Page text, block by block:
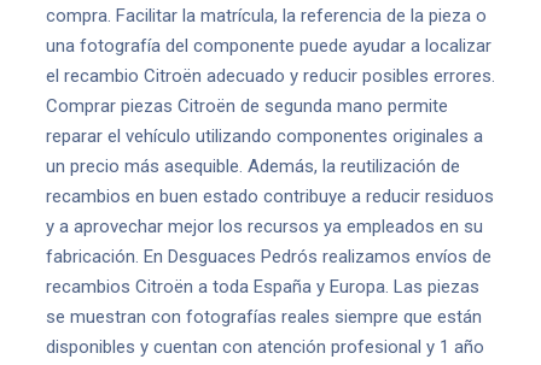
compra. Facilitar la matrícula, la referencia de la pieza o
una fotografía del componente puede ayudar a localizar
el recambio Citroën adecuado y reducir posibles errores.
Comprar piezas Citroën de segunda mano permite
reparar el vehículo utilizando componentes originales a
un precio más asequible. Además, la reutilización de
recambios en buen estado contribuye a reducir residuos
y a aprovechar mejor los recursos ya empleados en su
fabricación. En Desguaces Pedrós realizamos envíos de
recambios Citroën a toda España y Europa. Las piezas
se muestran con fotografías reales siempre que están
disponibles y cuentan con atención profesional y 1 año